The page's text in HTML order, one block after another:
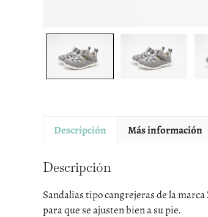
Descripción Más información
Descripción
Sandalias tipo cangrejeras de la
para que se ajusten bien a su pie.